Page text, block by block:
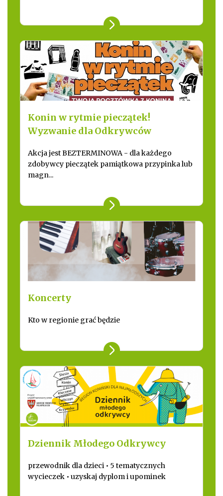
Konin w rytmie pieczątek!
Wyzwanie dla Odkrywców
Akcja jest BEZTERMINOWA - dla każdego
zdobywcy pieczątek pamiątkowa przypinka lub
magn...
Koncerty
Kto w regionie grać będzie
Dziennik Młodego Odkrywcy
przewodnik dla dzieci • 5 tematycznych
wycieczek • uzyskaj dyplom i upominek